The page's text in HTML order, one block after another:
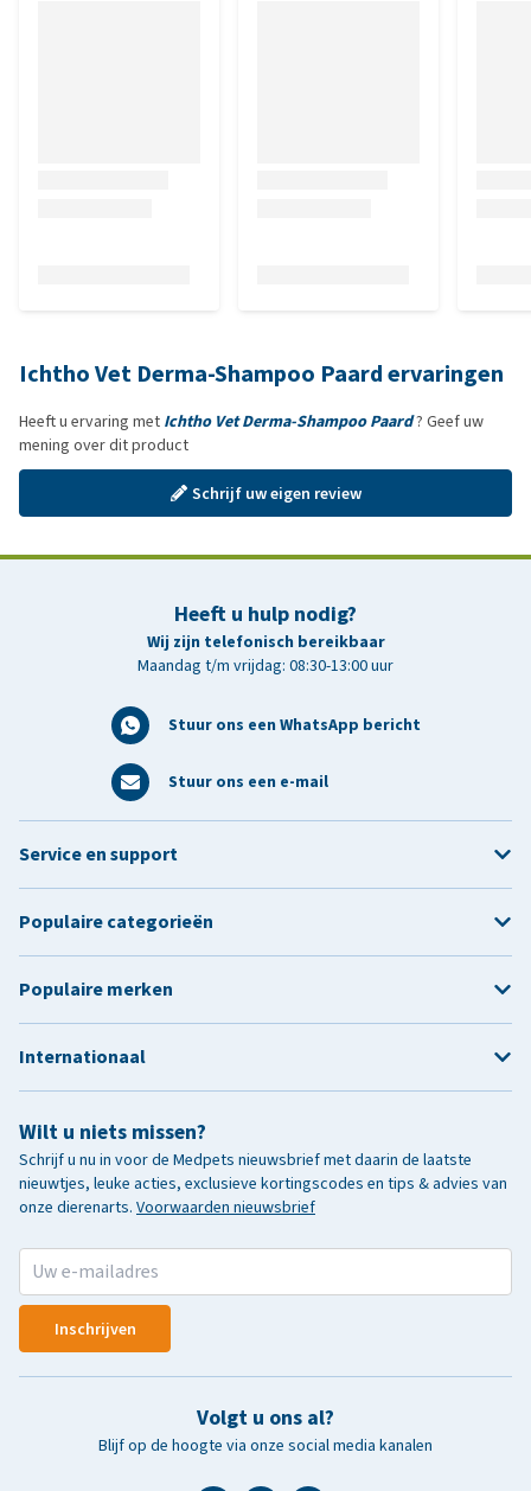
Ichtho Vet Derma-Shampoo Paard ervaringen
Heeft u ervaring met Ichtho Vet Derma-Shampoo Paard? Geef uw
mening over dit product
Schrijf uw eigen review
Heeft u hulp nodig?
Wij zijn telefonisch bereikbaar
Maandag t/m vrijdag: 08:30-13:00 uur
Stuur ons een WhatsApp bericht
Stuur ons een e-mail
Wilt u niets missen?
Schrijf u nu in voor de Medpets nieuwsbrief met daarin de laatste
nieuwtjes, leuke acties, exclusieve kortingscodes en tips & advies van
onze dierenarts. Voorwaarden nieuwsbrief
Inschrijven
Volgt u ons al?
Blijf op de hoogte via onze social media kanalen
Service en support
Populaire categorieën
Populaire merken
Internationaal